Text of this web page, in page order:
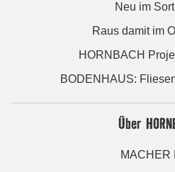
Neu im
Raus damit im
HORNBACH
BODENHAUS:
Über
MACHER